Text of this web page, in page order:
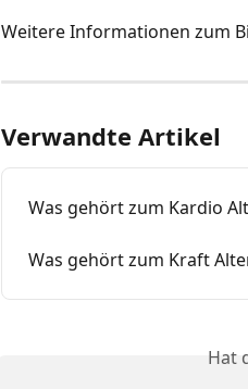
Weitere Informationen zum
Verwandte Artikel
Was gehört zum Kardio
Was gehört zum Kraft
Hat